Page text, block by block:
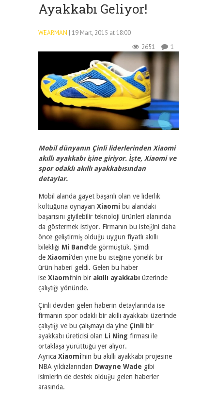
Ayakkabı Geliyor!
WEARMAN | 19 Mart, 2015 at 18:00
2651
1
Mobil dünyanın Çinli liderlerinden Xiaomi
akıllı ayakkabı işine giriyor. İşte, Xiaomi ve
spor odaklı akıllı ayakkabısından
detaylar.
Mobil alanda gayet başarılı olan ve liderlik
koltuğuna oynayan Xiaomi bu alandaki
başarısını giyilebilir teknoloji ürünleri alanında
da göstermek istiyor. Firmanın bu isteğini daha
önce geliştirmiş olduğu uygun fiyatlı akıllı
bilekliği Mi Band‘de görmüştük. Şimdi
de Xiaomi‘den yine bu isteğine yönelik bir
ürün haberi geldi. Gelen bu haber
ise Xiaomi‘nin bir akıllı ayakkabı üzerinde
çalıştığı yönünde.
Çinli devden gelen haberin detaylarında ise
firmanın spor odaklı bir akıllı ayakkabı üzerinde
çalıştığı ve bu çalışmayı da yine Çinli bir
ayakkabı üreticisi olan Li Ning firması ile
ortaklaşa yürüttüğü yer alıyor.
Ayrıca Xiaomi‘nin bu akıllı ayakkabı projesine
NBA yıldızlarından Dwayne Wade gibi
isimlerin de destek olduğu gelen haberler
arasında.